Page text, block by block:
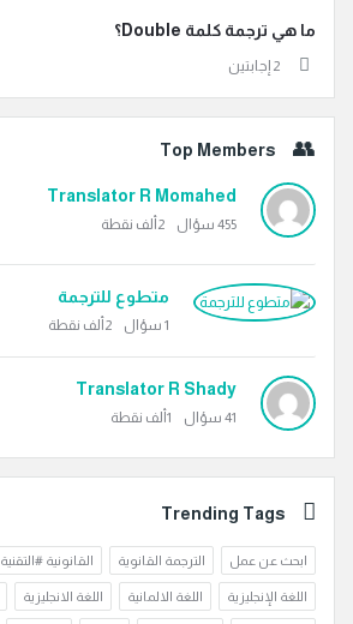
ما هي ترجمة كلمة Double؟
‫2 إجابتين
Top Members
Translator R Momahed
455 سؤال 2ألف نقطة
متطوع للترجمة
1 سؤال 2ألف نقطة
Translator R Shady
41 سؤال 1ألف نقطة
Trending Tags
ابحث عن عمل الترجمة القانوية القانونية #التقنية
اللغة الإنجليزية اللغة الالمانية اللغة الانجليزية